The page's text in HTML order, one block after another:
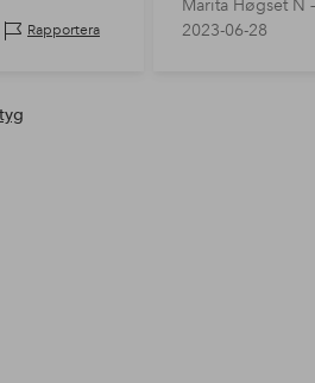
Rapportera
Marita Høgset N
2023-06-28